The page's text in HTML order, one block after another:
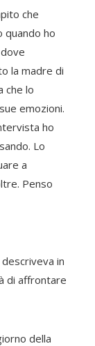
che
quando ho
la madre di
che lo
emozioni.
ho
Lo
a
Penso
in
di affrontare
della